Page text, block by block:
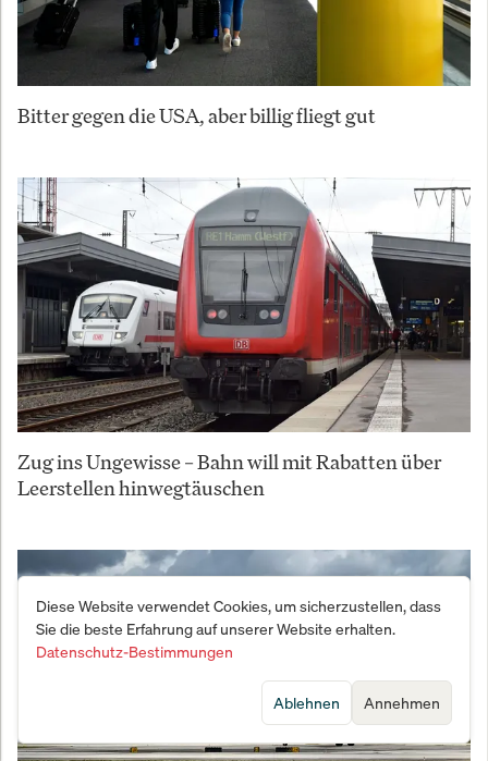
Bitter gegen die USA, aber billig fliegt gut
Zug ins Ungewisse – Bahn will mit Rabatten über
Leerstellen hinwegtäuschen
Diese Website verwendet Cookies, um sicherzustellen, dass
Sie die beste Erfahrung auf unserer Website erhalten.
Datenschutz-Bestimmungen
Annehmen
Ablehnen